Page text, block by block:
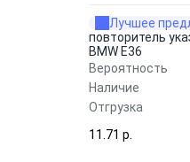
Лучшее
повторитель
BMW E36
Вероятность
Наличие
Отгрузка
11.71 p.